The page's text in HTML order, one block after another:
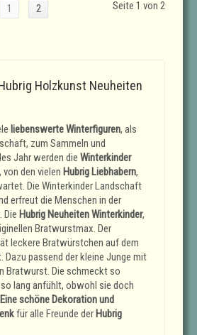
1
2
Seite 1 von 2
Holzkunst Neuheiten
liebenswerte Winterfiguren, als
zum Sammeln und
Jahr werden die Winterkinder
, von den vielen Hubrig Liebhabern,
Die Winterkinder Landschaft
erfreut die Menschen in der
Die Hubrig Neuheiten Winterkinder,
Bratwurstmax. Der
leckere Bratwürstchen auf dem
Dazu passend der kleine Junge mit
Bratwurst. Die schmeckt so
lang anfühlt, obwohl sie doch
Eine schöne Dekoration und
für alle Freunde der Hubrig